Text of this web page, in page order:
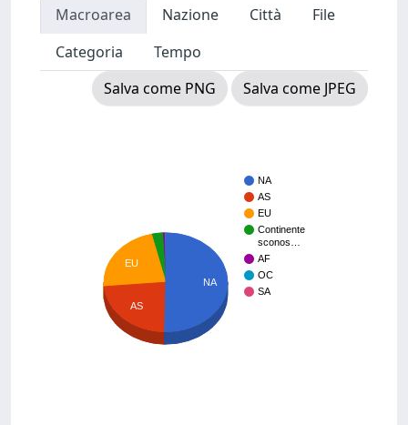
Macroarea Nazione Città
File
Categoria
Tempo
Salva come PNG
Salva come JPEG
NA
AS
EU
Continente
sconos…
AF
OC
SA
EU
AS
NA